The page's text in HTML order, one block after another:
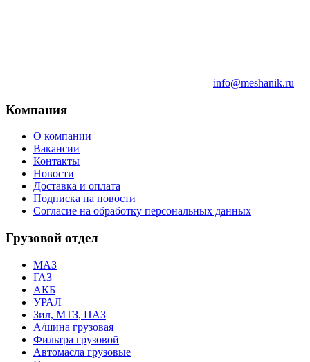
info@meshanik.ru
Компания
О компании
Вакансии
Контакты
Новости
Доставка и оплата
Подписка на новости
Согласие на обработку персональных данных
Грузовой отдел
МАЗ
ГАЗ
АКБ
УРАЛ
Зил, МТЗ, ПАЗ
А/шина грузовая
Фильтра грузовой
Автомасла грузовые